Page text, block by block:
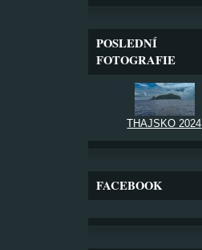
POSLEDNÍ
FOTOGRAFIE
THAJSKO 2024
FACEBOOK